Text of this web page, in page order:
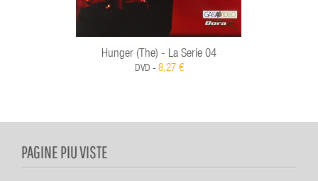
Hunger (The) - La Serie 04
DVD - 8,27 €
PAGINE PIU VISTE